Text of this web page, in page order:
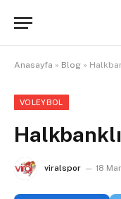
Anasayfa » Blog »
VOLEYBOL
viralspor 18